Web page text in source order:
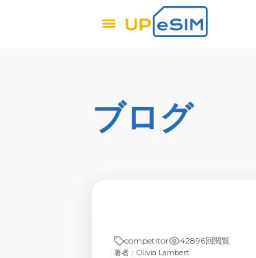
ブログ
competitor 42896回閲覧
著者：Olivia Lambert